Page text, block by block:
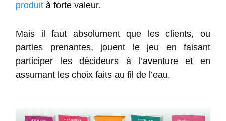
produit à forte valeur.
Mais il faut absolument que les clients, ou
parties prenantes, jouent le jeu en faisant
participer les décideurs à l’aventure et en
assumant les choix faits au fil de l’eau.